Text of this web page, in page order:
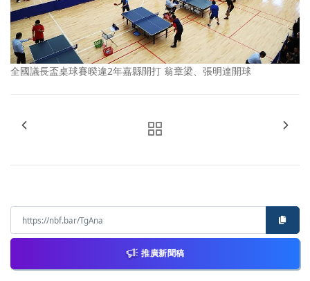
全國議長盃桌球賽暌違2年嘉縣開打 翁章梁、張明達開球
推廣新聞稿